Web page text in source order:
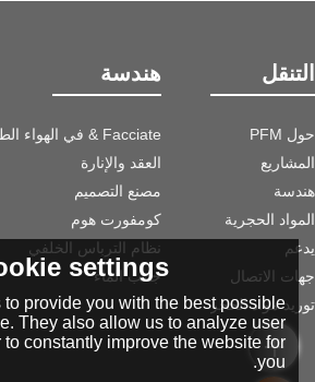
التنقل
حول PFM
المشاريع
هندسة
المواد الحجرية
يدعم
جهات الاتصال
توريد مواد الحجر
هندسة
Facciate & في الهواء الطلق
العقد والإنارة
مصنع التصميم
كومفورت هوم
نظام الترباس الخلفي
جانب الماء
settings
provide you with the best possible
They also allow us to analyze user
to constantly improve the website for
you.